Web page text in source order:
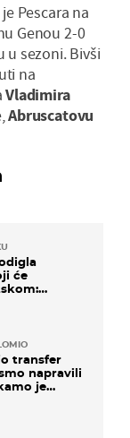
Pescara na
Genou 2-0
sezoni. Bivši
na
Vladimira
Abruscatovu
će
transfer
napravili
je